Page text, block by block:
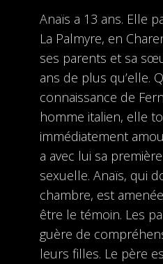
Anaïs a 13 ans. Elle
La Palmyre, en
ses parents et sa
ans de plus qu’elle.
connaissance de
homme italien, elle
immédiatement
a avec lui sa
sexuelle. Anaïs, qui
chambre, est
être le témoin. Les
guère de
leurs filles. Le père